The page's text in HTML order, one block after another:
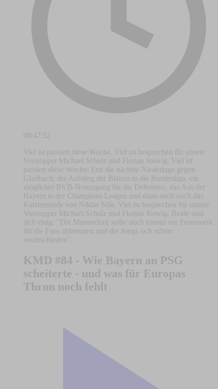
00:47:52
Viel ist passiert diese Woche. Viel zu besprechen für unsere
Vorstopper Michael Schulz und Florian Joswig. Viel ist
passiert diese Woche: Erst die nächste Niederlage gegen
Gladbach, der Aufstieg der Blauen in die Bundesliga, ein
möglicher BVB-Neuzugang für die Defensive, das Aus der
Bayern in der Champions League und dann auch noch das
Karriereende von Niklas Süle. Viel zu besprechen für unsere
Vorstopper Michael Schulz und Florian Joswig. Beide sind
sich einig: "Die Mannschaft sollte noch einmal ein Feuerwerk
für die Fans abbrennen und die Jungs sich schön
verabschieden".
KMD #84 - Wie Bayern an PSG
scheiterte - und was für Europas
Thron noch fehlt